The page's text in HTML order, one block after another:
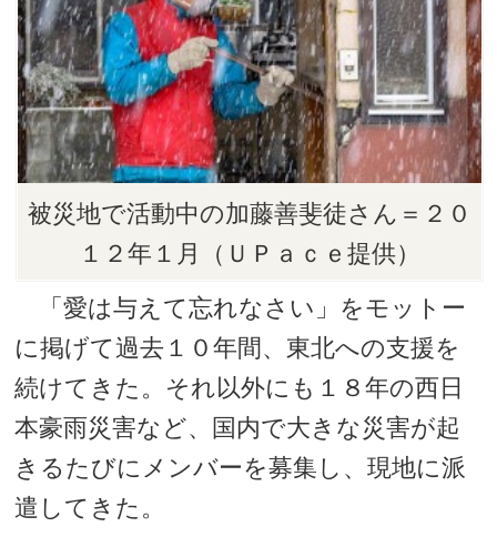
被災地で活動中の加藤善斐徒さん＝２０
１２年１月（ＵＰａｃｅ提供）
「愛は与えて忘れなさい」をモットー
に掲げて過去１０年間、東北への支援を
続けてきた。それ以外にも１８年の西日
本豪雨災害など、国内で大きな災害が起
きるたびにメンバーを募集し、現地に派
遣してきた。